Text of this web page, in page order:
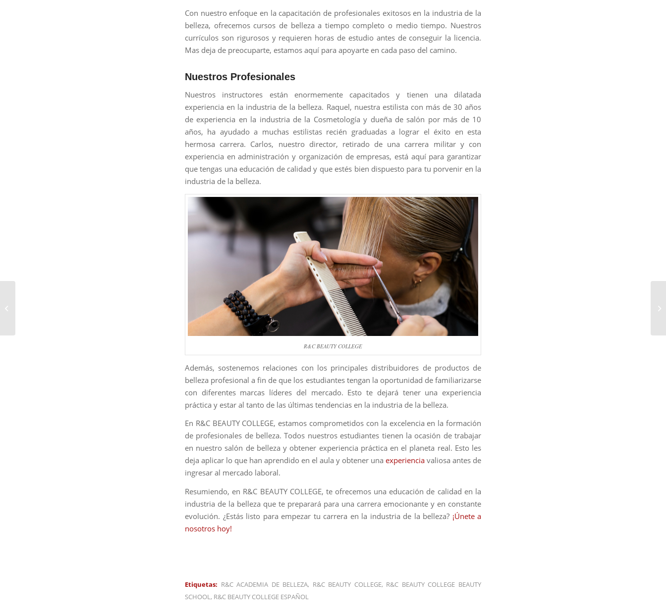
Con nuestro enfoque en la capacitación de profesionales exitosos en la industria de la
belleza, ofrecemos cursos de belleza a tiempo completo o medio tiempo. Nuestros
currículos son rigurosos y requieren horas de estudio antes de conseguir la licencia.
Mas deja de preocuparte, estamos aquí para apoyarte en cada paso del camino.
Nuestros Profesionales
Nuestros instructores están enormemente capacitados y tienen una dilatada
experiencia en la industria de la belleza. Raquel, nuestra estilista con más de 30 años
de experiencia en la industria de la Cosmetología y dueña de salón por más de 10
años, ha ayudado a muchas estilistas recién graduadas a lograr el éxito en esta
hermosa carrera. Carlos, nuestro director, retirado de una carrera militar y con
experiencia en administración y organización de empresas, está aquí para garantizar
que tengas una educación de calidad y que estés bien dispuesto para tu porvenir en la
industria de la belleza.
R&C BEAUTY COLLEGE
Además, sostenemos relaciones con los principales distribuidores de productos de
belleza profesional a fin de que los estudiantes tengan la oportunidad de familiarizarse
con diferentes marcas líderes del mercado. Esto te dejará tener una experiencia
práctica y estar al tanto de las últimas tendencias en la industria de la belleza.
En R&C BEAUTY COLLEGE, estamos comprometidos con la excelencia en la formación
de profesionales de belleza. Todos nuestros estudiantes tienen la ocasión de trabajar
en nuestro salón de belleza y obtener experiencia práctica en el planeta real. Esto les
deja aplicar lo que han aprendido en el aula y obtener una experiencia valiosa antes de
ingresar al mercado laboral.
Resumiendo, en R&C BEAUTY COLLEGE, te ofrecemos una educación de calidad en la
industria de la belleza que te preparará para una carrera emocionante y en constante
evolución. ¿Estás listo para empezar tu carrera en la industria de la belleza? ¡Únete a
nosotros hoy!
Etiquetas: R&C ACADEMIA DE BELLEZA, R&C BEAUTY COLLEGE, R&C BEAUTY COLLEGE BEAUTY
SCHOOL, R&C BEAUTY COLLEGE ESPAÑOL